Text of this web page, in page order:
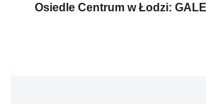
Osiedle Centrum w Łodzi: